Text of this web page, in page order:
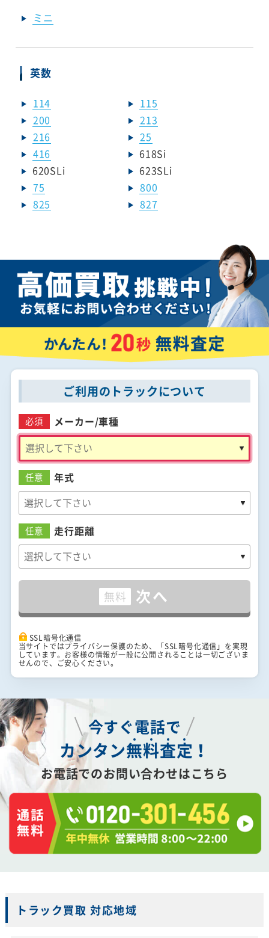
ミニ
英数
114
115
200
213
216
25
416
618Si
620SLi
623SLi
75
800
825
827
ご利用のトラックについて
必須 メーカー/車種
任意 年式
任意 走行距離
無料 次へ
SSL暗号化通信
当サイトではプライバシー保護のため、「SSL暗号化通信」を実現
しています。お客様の情報が一般に公開されることは一切ございま
せんので、ご安心ください。
今すぐ電話で
カンタン無料査定 ！
お電話でのお問い合わせはこちら
トラック買取 対応地域